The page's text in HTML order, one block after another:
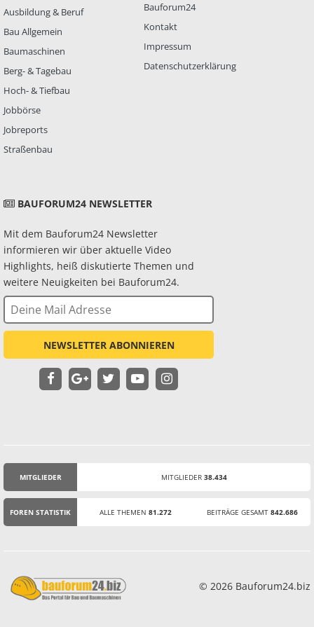
Ausbildung & Beruf
Bau Allgemein
Baumaschinen
Berg- & Tagebau
Hoch- & Tiefbau
Jobbörse
Jobreports
Straßenbau
Bauforum24
Kontakt
Impressum
Datenschutzerklärung
BAUFORUM24 NEWSLETTER
Mit dem Bauforum24 Newsletter
informieren wir über aktuelle Video
Highlights, heiß diskutierte Themen und
weitere Neuigkeiten bei Bauforum24.
NEWSLETTER ABONNIEREN
MITGLIEDER MITGLIEDER 38.434
FOREN STATISTIK ALLE THEMEN 81.272 BEITRÄGE GESAMT 842.686
© 2026 Bauforum24.biz